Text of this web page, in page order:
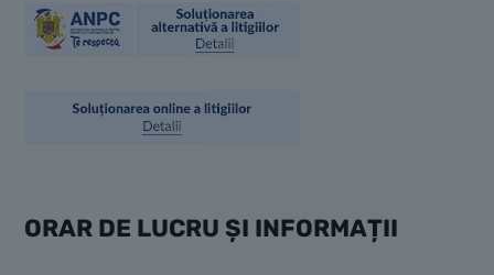
ORAR DE LUCRU ȘI INFORMAȚII